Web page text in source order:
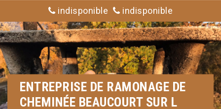
indisponible indisponible
ENTREPRISE DE RAMONAGE DE
CHEMINÉE BEAUCOURT SUR L